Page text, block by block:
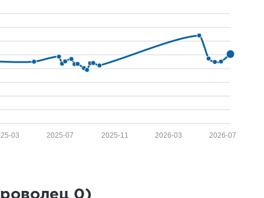
2026-07
2026-03
2025-11
2025-07
03
0)